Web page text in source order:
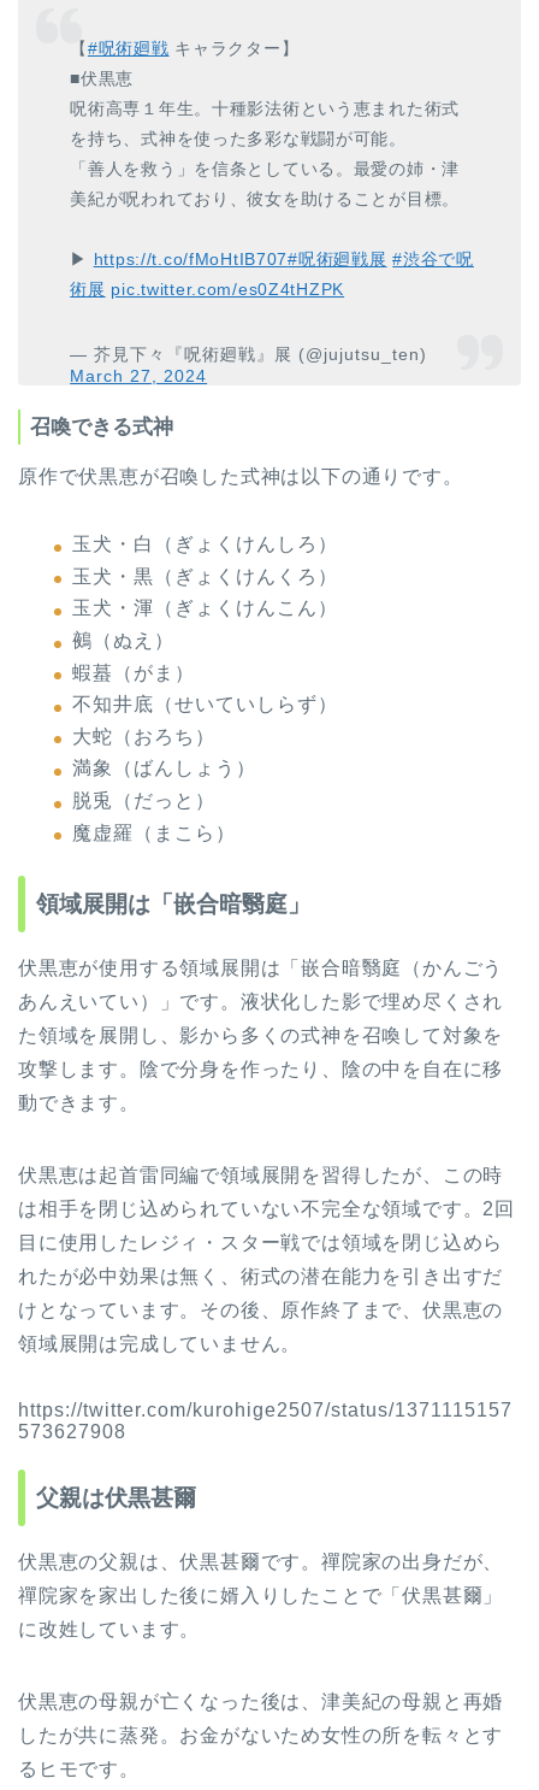
【#呪術廻戦 キャラクター】
■伏黒恵
呪術高専１年生。十種影法術という恵まれた術式
を持ち、式神を使った多彩な戦闘が可能。
「善人を救う」を信条としている。最愛の姉・津
美紀が呪われており、彼女を助けることが目標。
▶ https://t.co/fMoHtIB707#呪術廻戦展 #渋谷で呪
術展 pic.twitter.com/es0Z4tHZPK
— 芥見下々『呪術廻戦』展 (@jujutsu_ten)
March 27, 2024
召喚できる式神
原作で伏黒恵が召喚した式神は以下の通りです。
玉犬・白（ぎょくけんしろ）
玉犬・黒（ぎょくけんくろ）
玉犬・渾（ぎょくけんこん）
鵺（ぬえ）
蝦蟇（がま）
不知井底（せいていしらず）
大蛇（おろち）
満象（ばんしょう）
脱兎（だっと）
魔虚羅（まこら）
領域展開は「嵌合暗翳庭」
伏黒恵が使用する領域展開は「嵌合暗翳庭（かんごう
あんえいてい）」です。液状化した影で埋め尽くされ
た領域を展開し、影から多くの式神を召喚して対象を
攻撃します。陰で分身を作ったり、陰の中を自在に移
動できます。
伏黒恵は起首雷同編で領域展開を習得したが、この時
は相手を閉じ込められていない不完全な領域です。2回
目に使用したレジィ・スター戦では領域を閉じ込めら
れたが必中効果は無く、術式の潜在能力を引き出すだ
けとなっています。その後、原作終了まで、伏黒恵の
領域展開は完成していません。
https://twitter.com/kurohige2507/status/1371115157
573627908
父親は伏黒甚爾
伏黒恵の父親は、伏黒甚爾です。禪院家の出身だが、
禪院家を家出した後に婿入りしたことで「伏黒甚爾」
に改姓しています。
伏黒恵の母親が亡くなった後は、津美紀の母親と再婚
したが共に蒸発。お金がないため女性の所を転々とす
るヒモです。